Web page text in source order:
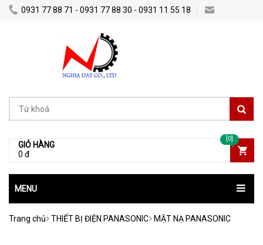
0931 77 88 71 - 0931 77 88 30 - 0931 11 55 18
GIỎ HÀNG
0 đ
[0]
MENU
Trang chủ THIẾT BỊ ĐIỆN PANASONIC MẶT NẠ PANASONIC